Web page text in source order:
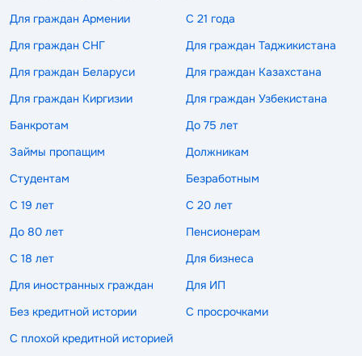
Для граждан Армении
С 21 года
Для граждан СНГ
Для граждан Таджикистана
Для граждан Беларуси
Для граждан Казахстана
Для граждан Киргизии
Для граждан Узбекистана
Банкротам
До 75 лет
Займы пропащим
Должникам
Студентам
Безработным
С 19 лет
С 20 лет
До 80 лет
Пенсионерам
С 18 лет
Для бизнеса
Для иностранных граждан
Для ИП
Без кредитной истории
С просрочками
С плохой кредитной историей